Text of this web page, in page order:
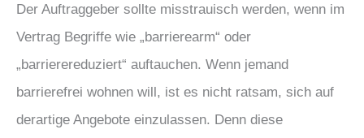
Der Auftraggeber sollte misstrauisch werden, wenn im
Vertrag Begriffe wie „barrierearm“ oder
„barrierereduziert“ auftauchen. Wenn jemand
barrierefrei wohnen will, ist es nicht ratsam, sich auf
derartige Angebote einzulassen. Denn diese